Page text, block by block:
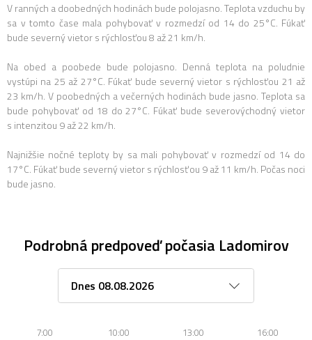
V ranných a doobedných hodinách bude polojasno. Teplota vzduchu by
sa v tomto čase mala pohybovať v rozmedzí od 14 do 25°C. Fúkať
bude severný vietor s rýchlosťou 8 až 21 km/h.
Na obed a poobede bude polojasno. Denná teplota na poludnie
vystúpi na 25 až 27°C. Fúkať bude severný vietor s rýchlosťou 21 až
23 km/h. V poobedných a večerných hodinách bude jasno. Teplota sa
bude pohybovať od 18 do 27°C. Fúkať bude severovýchodný vietor
s intenzitou 9 až 22 km/h.
Najnižšie nočné teploty by sa mali pohybovať v rozmedzí od 14 do
17°C. Fúkať bude severný vietor s rýchlosťou 9 až 11 km/h. Počas noci
bude jasno.
Podrobná predpoveď počasia Ladomirov
7:00 10:00 13:00 16:00